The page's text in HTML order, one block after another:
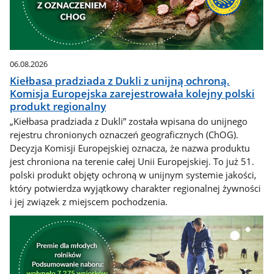
06.08.2026
Kiełbasa pradziada z Dukli z unijną ochroną.
Komisja Europejska zarejestrowała kolejny polski
produkt regionalny
„Kiełbasa pradziada z Dukli” została wpisana do unijnego
rejestru chronionych oznaczeń geograficznych (ChOG).
Decyzja Komisji Europejskiej oznacza, że nazwa produktu
jest chroniona na terenie całej Unii Europejskiej. To już 51.
polski produkt objęty ochroną w unijnym systemie jakości,
który potwierdza wyjątkowy charakter regionalnej żywności
i jej związek z miejscem pochodzenia.